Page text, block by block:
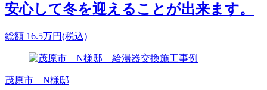
安心して冬を迎えることが出来ます。
総額 16.5万円(税込)
茂原市 N様邸